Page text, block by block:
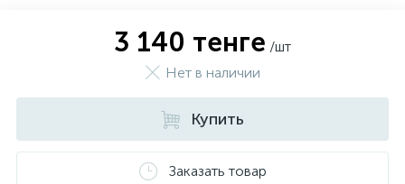
3 140 тенге /шт
Нет в наличии
Купить
Заказать товар